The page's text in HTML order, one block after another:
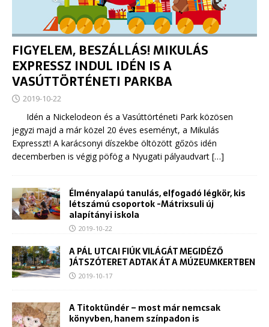
FIGYELEM, BESZÁLLÁS! MIKULÁS
EXPRESSZ INDUL IDÉN IS A
VASÚTTÖRTÉNETI PARKBA
2019-10-22
Idén a Nickelodeon és a Vasúttörténeti Park közösen
jegyzi majd a már közel 20 éves eseményt, a Mikulás
Expresszt! A karácsonyi díszekbe öltözött gőzös idén
decemberben is végig pöfög a Nyugati pályaudvart […]
Élményalapú tanulás, elfogadó légkör, kis
létszámú csoportok -Mátrixsuli új
alapítányi iskola
2019-10-22
A PÁL UTCAI FIÚK VILÁGÁT MEGIDÉZŐ
JÁTSZÓTERET ADTAK ÁT A MÚZEUMKERTBEN
2019-10-17
A Titoktündér – most már nemcsak
könyvben, hanem színpadon is